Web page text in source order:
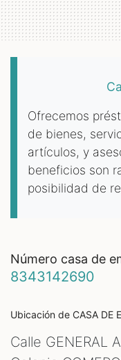
Ofrecemos
de bienes,
artículos, y
beneficios son
posibilidad de
número casa de
8343142690
Ubicación de CASA DE
Calle GENERAL